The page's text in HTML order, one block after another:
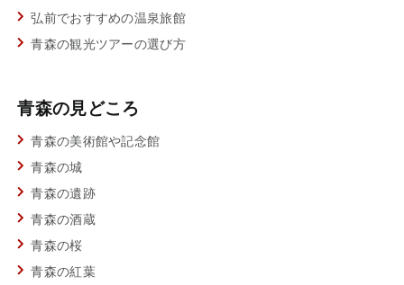
弘前でおすすめの温泉旅館
青森の観光ツアーの選び方
青森の見どころ
青森の美術館や記念館
青森の城
青森の遺跡
青森の酒蔵
青森の桜
青森の紅葉